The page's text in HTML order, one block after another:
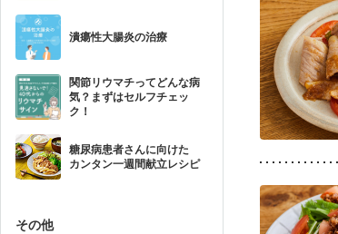
潰瘍性大腸炎の治療
関節リウマチってどんな病
気？まずはセルフチェッ
ク！
糖尿病患者さんに向けた
カンタン一週間献立レシピ
その他